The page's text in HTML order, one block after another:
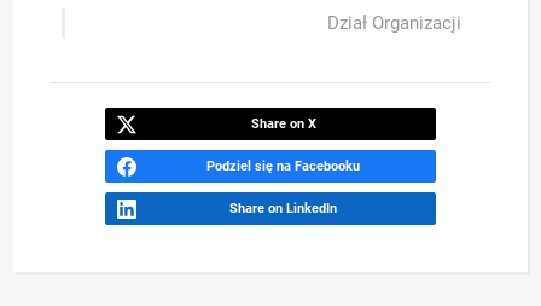
Dział Organizacji
Share on X
Podziel się na Facebooku
Share on LinkedIn